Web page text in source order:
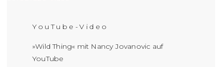
YouTube-Video
»Wild Thing« mit Nancy Jovanovic auf
YouTube